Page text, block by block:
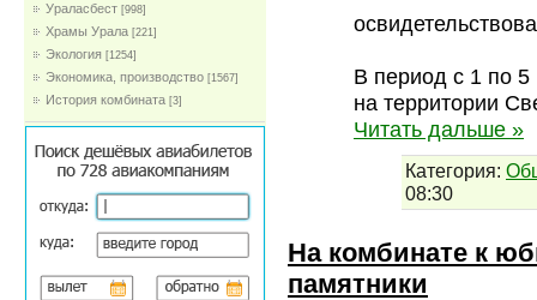
Ураласбест [998]
Храмы Урала [221]
Экология [1254]
Экономика, производство [1567]
История комбината [3]
В период с 1 по 5
на территории
Читать дальше »
Категория:
08:30
На комбинате к
памятники